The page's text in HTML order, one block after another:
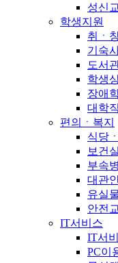
성신
학생지원
취ㆍ
기숙
도서
학생
장애
대학
편의ㆍ복지
식당
보건실
부속
대관
유실
안전
IT서비스
IT서
PC이